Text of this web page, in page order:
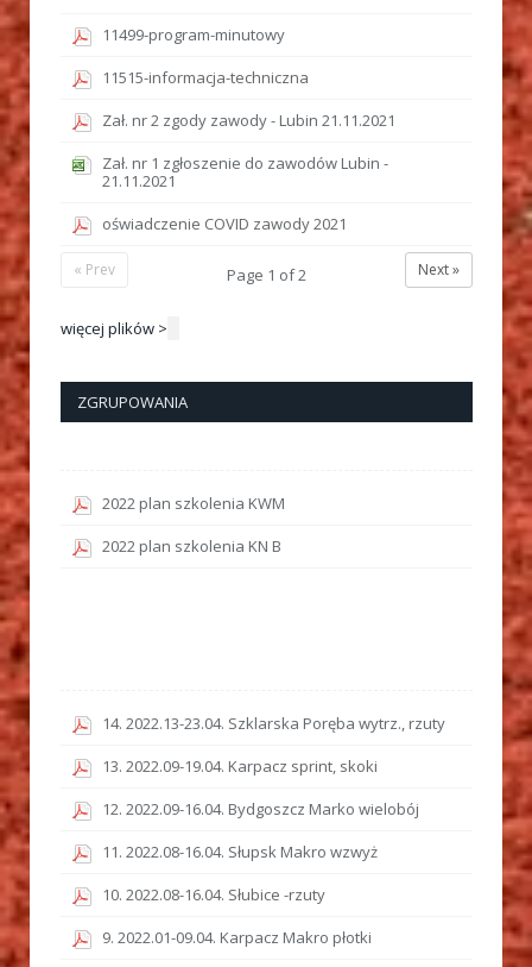
11499-program-minutowy
11515-informacja-techniczna
Zał. nr 2 zgody zawody - Lubin 21.11.2021
Zał. nr 1 zgłoszenie do zawodów Lubin -
21.11.2021
oświadczenie COVID zawody 2021
Next »
Page 1 of2
« Prev
więcej plików >
ZGRUPOWANIA
2022 plan szkolenia KWM
2022 plan szkolenia KN B
14. 2022.13-23.04. Szklarska Poręba wytrz., rzuty
13. 2022.09-19.04. Karpacz sprint, skoki
12. 2022.09-16.04. Bydgoszcz Marko wielobój
11. 2022.08-16.04. Słupsk Makro wzwyż
10. 2022.08-16.04. Słubice -rzuty
9. 2022.01-09.04. Karpacz Makro płotki